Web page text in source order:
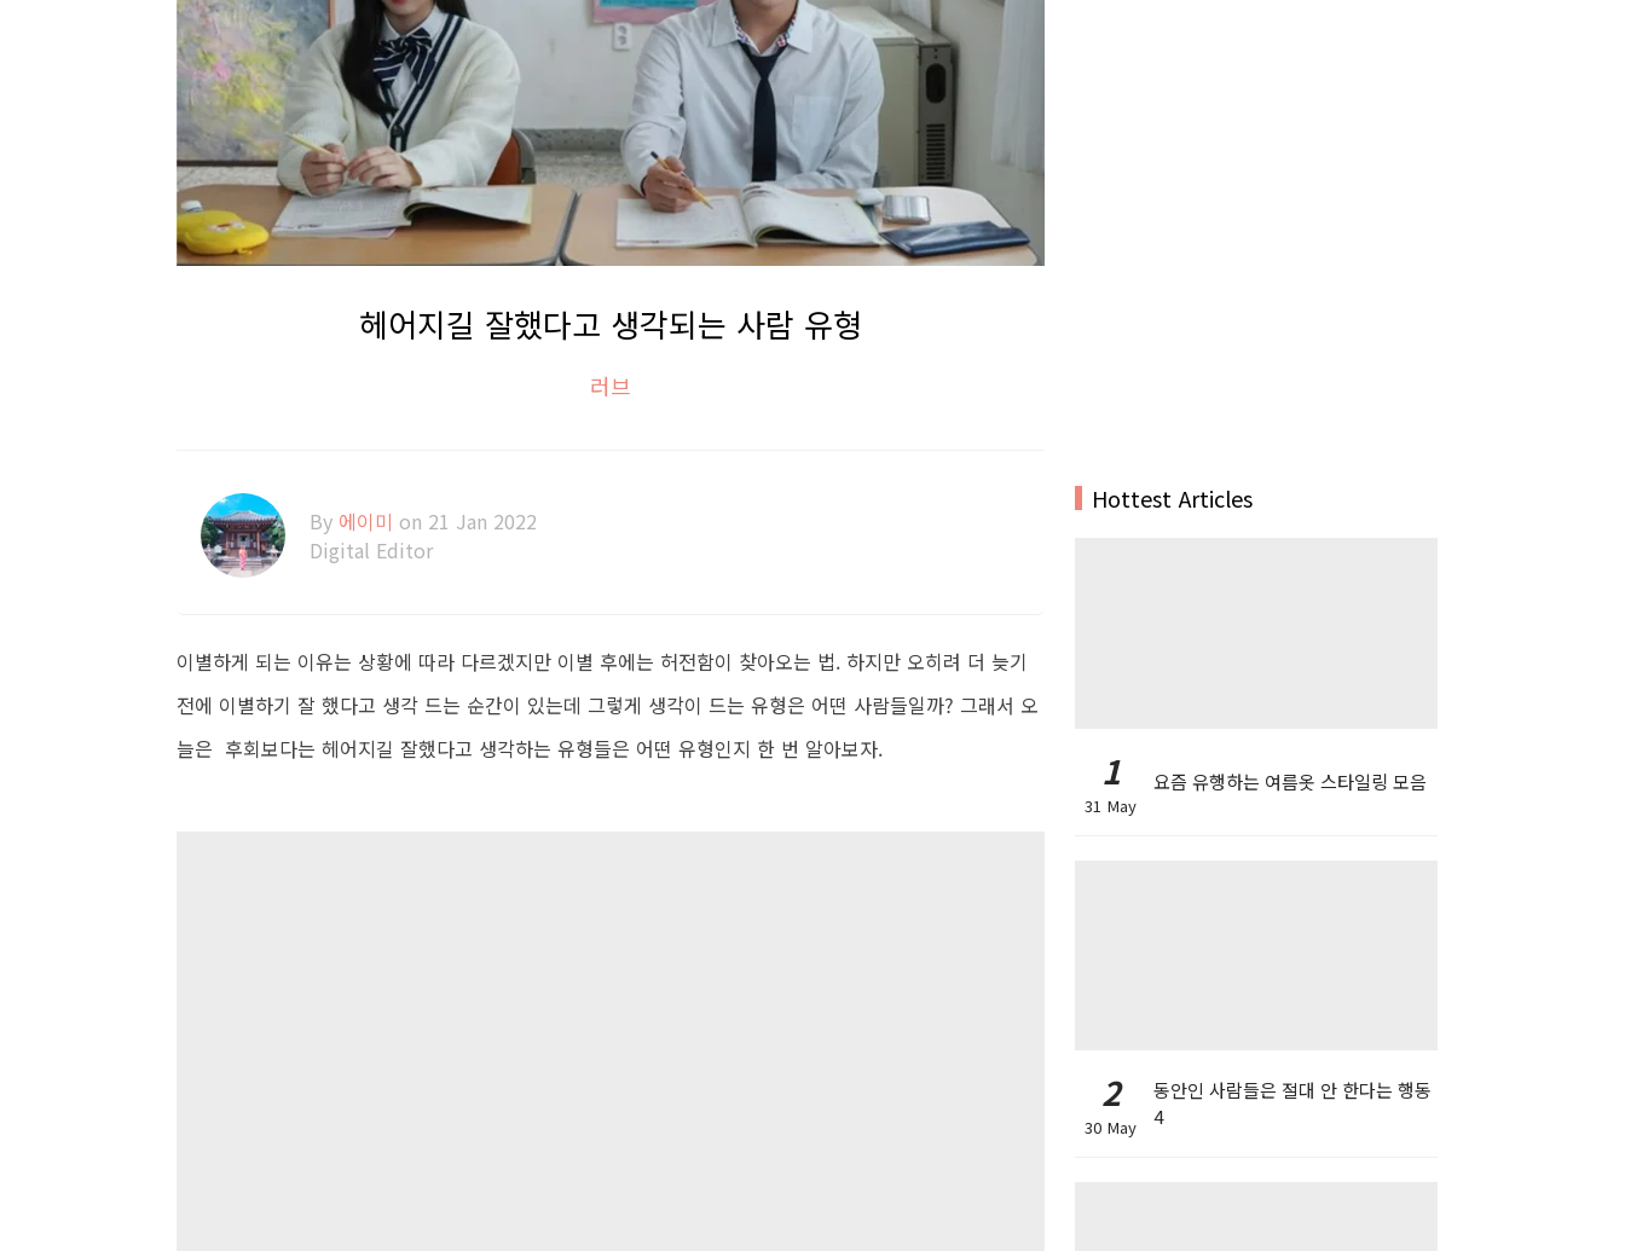
헤어지길 잘했다고 생각되는 사람 유형
러브
By 에이미 on 21 Jan 2022
Digital Editor
이별하게 되는 이유는 상황에 따라 다르겠지만 이별 후에는 허전함이 찾아오는 법. 하지만 오히려 더 늦기
전에 이별하기 잘 했다고 생각 드는 순간이 있는데 그렇게 생각이 드는 유형은 어떤 사람들일까? 그래서 오
늘은 후회보다는 헤어지길 잘했다고 생각하는 유형들은 어떤 유형인지 한 번 알아보자.
Hottest Articles
1
31 May
요즘 유행하는 여름옷 스타일링 모음
2
30 May
동안인 사람들은 절대 안 한다는 행동
4